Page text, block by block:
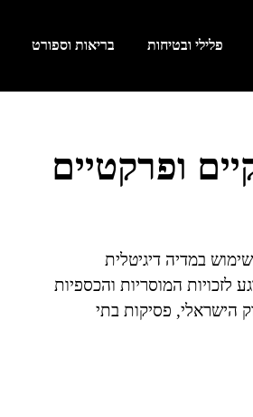
פלילי ובטיחות בריאות וספורט
ופרקטיים
במדיה דיגיטלית
לזכויות המוסריות והכספיות
הישראלי, פסיקות בתי